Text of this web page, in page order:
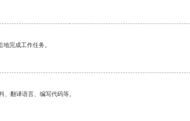
完成工作任务。
翻译语言、编写代码等。